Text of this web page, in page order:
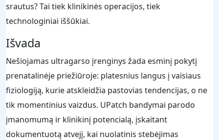
srautus? Tai tiek klinikinės operacijos, tiek
technologiniai iššūkiai.
Išvada
Nešiojamas ultragarso įrenginys žada esminį pokytį
prenatalinėje priežiūroje: platesnius langus į vaisiaus
fiziologiją, kurie atskleidžia pastovias tendencijas, o ne
tik momentinius vaizdus. UPatch bandymai parodo
įmanomumą ir klinikinį potencialą, įskaitant
dokumentuotą atvejį, kai nuolatinis stebėjimas